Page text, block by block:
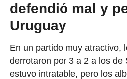
defendió mal y
Uruguay
En un partido muy atractivo,
derrotaron por 3 a 2 a los de
estuvo intratable, pero los